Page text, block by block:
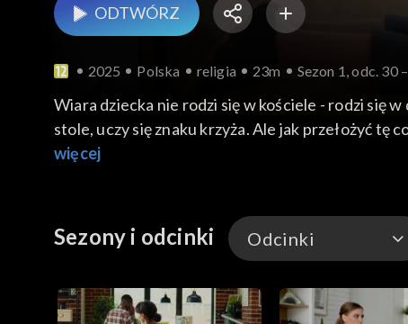
ODTWÓRZ
2025 Polska religia 23m Sezon 1, odc. 30
Wiara dziecka nie rodzi się w kościele - rodzi się
stole, uczy się znaku krzyża. Ale jak przełożyć
w życiu religijnym odpowiedzą rodzice?
więcej
Sezony i odcinki Odcinki
Odcinki